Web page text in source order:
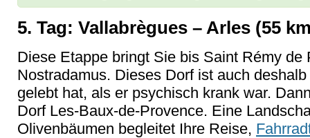
5. Tag: Vallabrègues – Arles (55
Diese Etappe bringt Sie bis Saint Rémy de
Nostradamus. Dieses Dorf ist auch
gelebt hat, als er psychisch krank war.
Dorf Les-Baux-de-Provence. Eine
Olivenbäumen begleitet Ihre Reise,